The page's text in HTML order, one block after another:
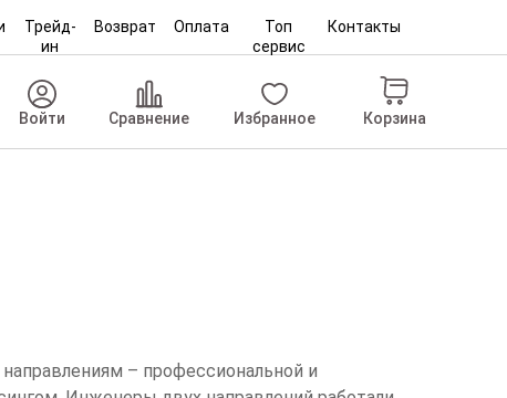
Трейд-
ин
Возврат Оплата
Топ
сервис
Контакты
Войти Сравнение Избранное Корзина
– профессиональной и